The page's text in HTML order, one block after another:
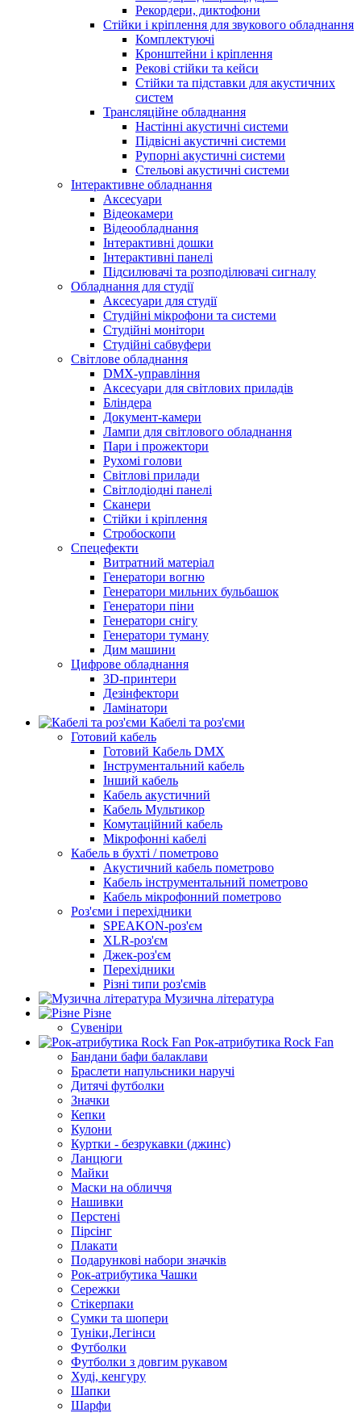
Рекордери, диктофони
Стійки і кріплення для звукового обладнання
Комплектуючі
Кронштейни і кріплення
Рекові стійки та кейси
Стійки та підставки для акустичних
систем
Трансляційне обладнання
Настінні акустичні системи
Підвісні акустичні системи
Рупорні акустичні системи
Стельові акустичні системи
Інтерактивне обладнання
Аксесуари
Відеокамери
Відеообладнання
Інтерактивні дошки
Інтерактивні панелі
Підсилювачі та розподілювачі сигналу
Обладнання для студії
Аксесуари для студії
Студійні мікрофони та системи
Студійні монітори
Студійні сабвуфери
Світлове обладнання
DMX-управління
Аксесуари для світлових приладів
Бліндера
Документ-камери
Лампи для світлового обладнання
Пари і прожектори
Рухомі голови
Світлові прилади
Світлодіодні панелі
Сканери
Стійки і кріплення
Стробоскопи
Спецефекти
Витратний матеріал
Генератори вогню
Генератори мильних бульбашок
Генератори піни
Генератори снігу
Генератори туману
Дим машини
Цифрове обладнання
3D-принтери
Дезінфектори
Ламінатори
Кабелі та роз'єми
Готовий кабель
Готовий Кабель DMX
Інструментальний кабель
Інший кабель
Кабель акустичний
Кабель Мультикор
Комутаційний кабель
Мікрофонні кабелі
Кабель в бухті / пометрово
Акустичний кабель пометрово
Кабель інструментальний пометрово
Кабель мікрофонний пометрово
Роз'єми і перехідники
SPEAKON-роз'єм
XLR-роз'єм
Джек-роз'єм
Перехідники
Різні типи роз'ємів
Музична література
Різне
Сувеніри
Рок-атрибутика Rock Fan
Бандани бафи балаклави
Браслети напульсники наручі
Дитячі футболки
Значки
Кепки
Кулони
Куртки - безрукавки (джинс)
Ланцюги
Майки
Маски на обличчя
Нашивки
Перстені
Пірсінг
Плакати
Подарункові набори значків
Рок-атрибутика Чашки
Сережки
Стікерпаки
Сумки та шопери
Туніки,Легінси
Футболки
Футболки з довгим рукавом
Худі, кенгуру
Шапки
Шарфи